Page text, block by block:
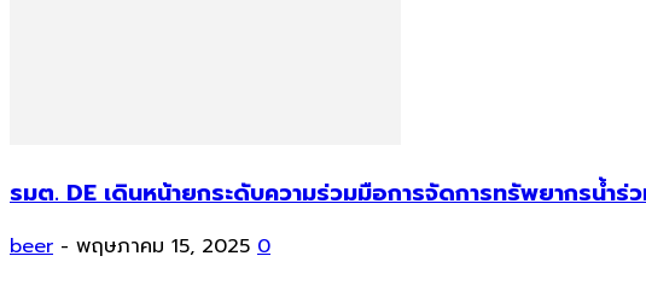
รมต. DE เดินหน้ายกระดับความร่วมมือการจัดการทรัพยากรน้ำร่
beer - พฤษภาคม 15, 2025 0